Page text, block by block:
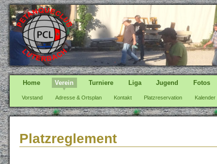
Home Verein Turniere Liga Jugend Fotos
Vorstand Adresse & Ortsplan Kontakt Platzreservation Kalender
Platzreglement